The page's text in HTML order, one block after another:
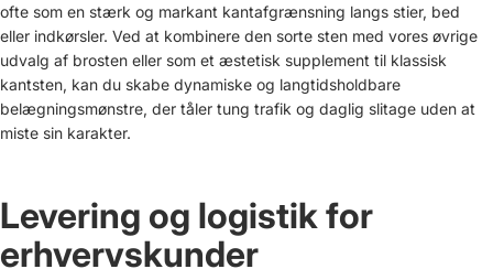
ofte som en stærk og markant kantafgrænsning langs stier, bed
eller indkørsler. Ved at kombinere den sorte sten med vores øvrige
udvalg af brosten eller som et æstetisk supplement til klassisk
kantsten, kan du skabe dynamiske og langtidsholdbare
belægningsmønstre, der tåler tung trafik og daglig slitage uden at
miste sin karakter.
Levering og logistik for
erhvervskunder